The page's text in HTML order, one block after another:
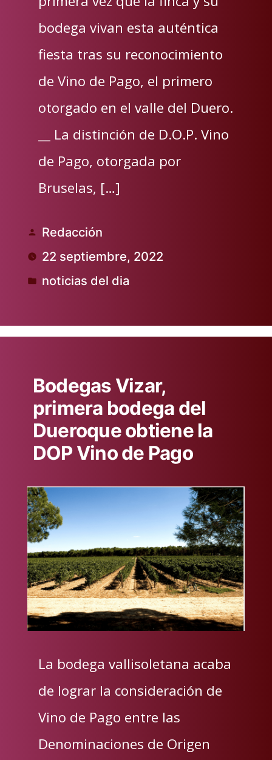
bodega vivan esta auténtica
fiesta tras su reconocimiento
de Vino de Pago, el primero
otorgado en el valle del Duero.
__ La distinción de D.O.P. Vino
de Pago, otorgada por
Bruselas, […]
Publicado
por
Redacción
22 septiembre, 2022
Publicado
noticias del dia
Bodegas Vizar,
primera bodega del
Dueroque obtiene la
DOP Vino de Pago
La bodega vallisoletana acaba
de lograr la consideración de
Vino de Pago entre las
Denominaciones de Origen